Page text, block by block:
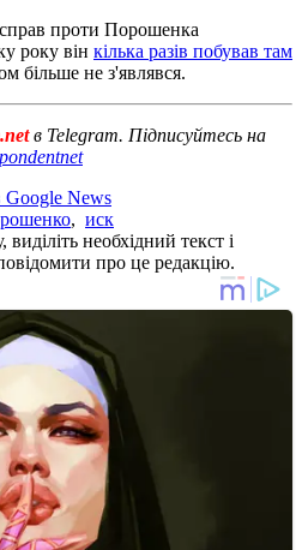
справ проти Порошенка
року він кілька разів побував там
більше не з'являвся.
в Telegram. Підписуйтесь на
Google News
, иск
необхідний текст і
про це редакцію.